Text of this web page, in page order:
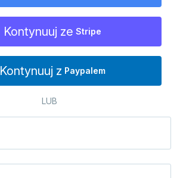
Kontynuuj ze Stripe
Kontynuuj z Paypalem
LUB